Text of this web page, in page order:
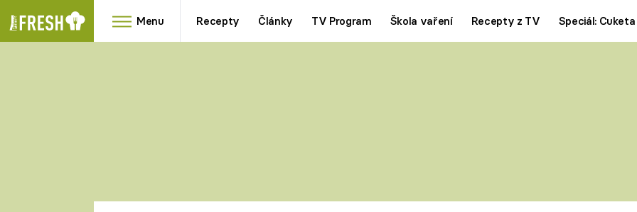
Menu Recepty Články TV Program Škola vaření Recepty z TV Speciál: Cuketa
RYCHLOVKY